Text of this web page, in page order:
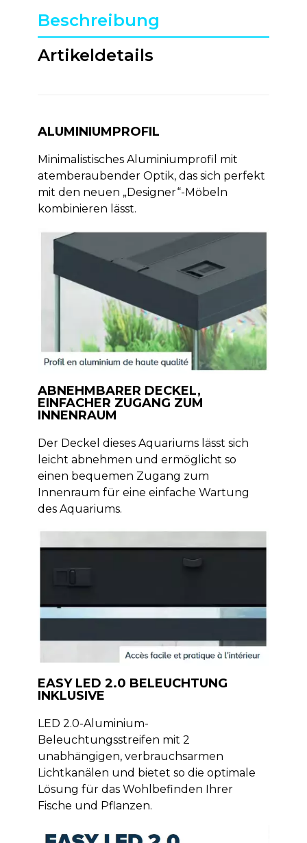
Beschreibung
Artikeldetails
ALUMINIUMPROFIL
Minimalistisches Aluminiumprofil mit
atemberaubender Optik, das sich perfekt
mit den neuen „Designer“-Möbeln
kombinieren lässt.
ABNEHMBARER DECKEL,
EINFACHER ZUGANG ZUM
INNENRAUM
Der Deckel dieses Aquariums lässt sich
leicht abnehmen und ermöglicht so
einen bequemen Zugang zum
Innenraum für eine einfache Wartung
des Aquariums.
EASY LED 2.0 BELEUCHTUNG
INKLUSIVE
LED 2.0-Aluminium-
Beleuchtungsstreifen mit 2
unabhängigen, verbrauchsarmen
Lichtkanälen und bietet so die optimale
Lösung für das Wohlbefinden Ihrer
Fische und Pflanzen.